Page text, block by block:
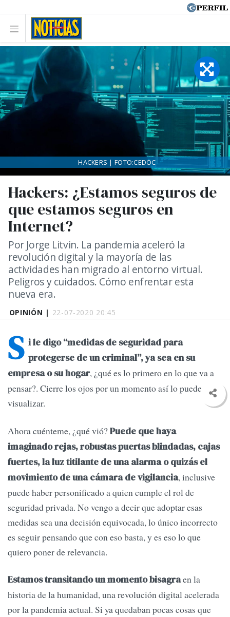
OPINIÓN | 22-07-2020 20:45
Hackers: ¿Estamos seguros de
que estamos seguros en
Internet?
Por Jorge Litvin. La pandemia aceleró la
revolución digital y la mayoría de las
actividades han migrado al entorno virtual.
Peligros y cuidados. Cómo enfrentar esta
nueva era.
HACKERS | FOTO:CEDOC
S i le digo “medidas de seguridad para
protegerse de un criminal”, ya sea en su
empresa o su hogar, ¿qué es lo primero en lo que va a
pensar?. Cierre los ojos por un momento así lo puede
visualizar.
Ahora cuénteme, ¿qué vió?Puede que haya
imaginado rejas, robustas puertas blindadas, cajas
fuertes, la luz titilante de una alarma o quizás el
movimiento de una cámara de vigilancia, inclusive
puede haber personificado a quien cumple el rol de
seguridad privada. No vengo a decir que adoptar esas
medidas sea una decisión equivocada, lo único incorrecto
es seguir pensando que con eso basta, y es eso lo que
quiero poner de relevancia.
Estamos transitando un momento bisagraen la
historia de la humanidad, una revolución digital acelerada
por la pandemia actual. Si ya quedaban pocas cosas que